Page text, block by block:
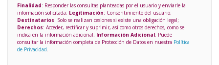
Finalidad: Responder las consultas planteadas por el usuario y enviarle la
información solicitada; Legitimación: Consentimiento del usuario;
Destinatarios: Solo se realizan cesiones si existe una obligación legal;
Derechos: Acceder, rectificar y suprimir, así como otros derechos, como se
indica en la información adicional; Información Adicional: Puede
consultar la información completa de Protección de Datos en nuestra Política
de Privacidad.